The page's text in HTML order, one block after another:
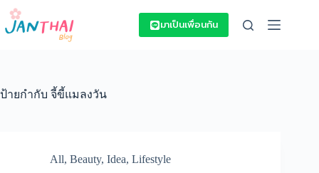
Skip
content
มาเป็นเพื่อนกัน
ป้ายกำกับ จี้ขี้แมลงวัน
All, Beauty, Idea, Lifestyle